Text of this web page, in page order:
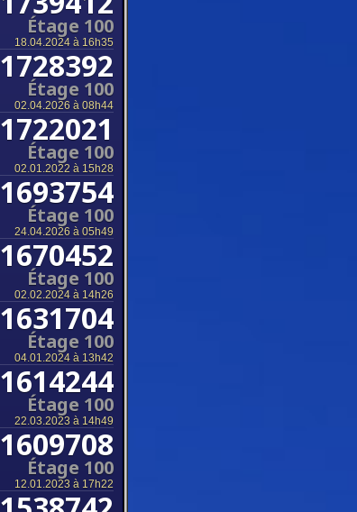
Étage 100
18.04.2024 à 16h35
1728392
Étage 100
02.04.2026 à 08h44
1722021
Étage 100
02.01.2022 à 15h28
1693754
Étage 100
24.04.2026 à 05h49
1670452
Étage 100
02.02.2024 à 14h26
1631704
Étage 100
04.01.2024 à 13h42
1614244
Étage 100
22.03.2023 à 14h49
1609708
Étage 100
12.01.2023 à 17h22